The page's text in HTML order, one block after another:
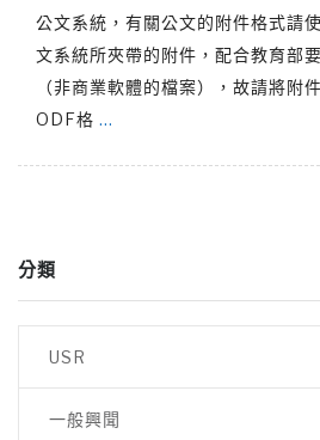
公文系統，有關公文的附件格式請
文系統所夾帶的附件，配合教育部
（非商業軟體的檔案），故請將附
ODF格 …
分類
USR
一般興聞